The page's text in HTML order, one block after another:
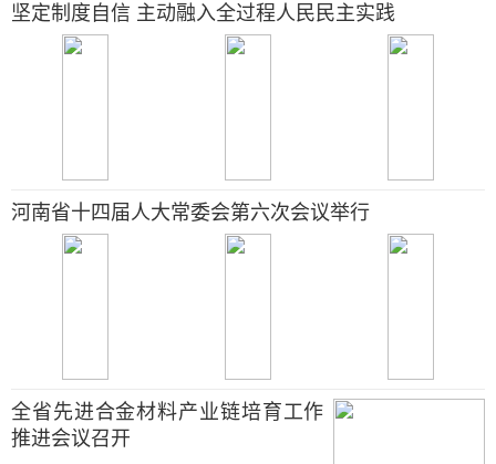
坚定制度自信 主动融入全过程人民民主实践
河南省十四届人大常委会第六次会议举行
全省先进合金材料产业链培育工作
推进会议召开